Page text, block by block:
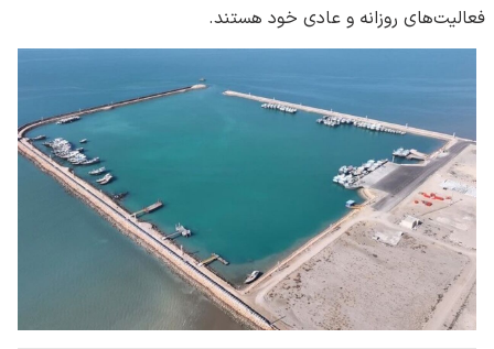
فعالیت‌های روزانه و عادی خود هستند.